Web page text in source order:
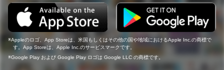
Appleのロゴ、App Storeは、米国もしくはその他の国や地域におけるApple Inc.の商標で
す。App Storeは、Apple Inc.のサービスマークです。
Google Play および Google Play ロゴは Google LLC の商標です。